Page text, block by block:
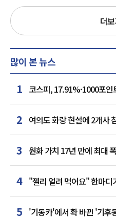
더
많이 본 뉴스
1 코스피, 17.91%·1000포
상승률"…'삼전닉스' 동반
2 여의도 화랑 현설에 2개사
거점 확보하나
3 원화 가치 17년 만에 최대
4 "젤리 얼려 먹어요" 한마
된 SNS
5 '기동카'에서 확 바뀐 '기